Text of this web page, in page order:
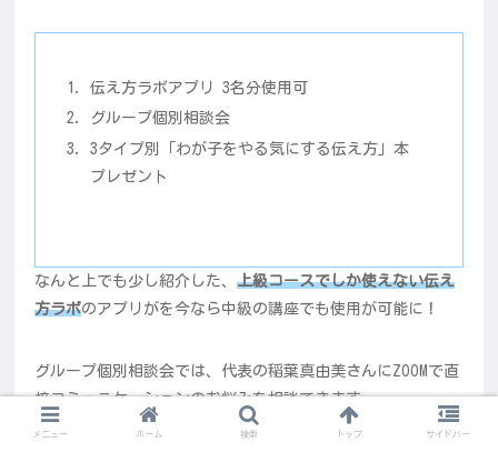
伝え方ラボアプリ 3名分使用可
グループ個別相談会
3タイプ別「わが子をやる気にする伝え方」本
プレゼント
なんと上でも少し紹介した、上級コースでしか使えない伝え
方ラボのアプリがを今なら中級の講座でも使用が可能に！
グループ個別相談会では、代表の稲葉真由美さんにZOOMで直
接コミュニケーションのお悩みを相談できます。
メニュー ホーム 検索 トップ サイドバー